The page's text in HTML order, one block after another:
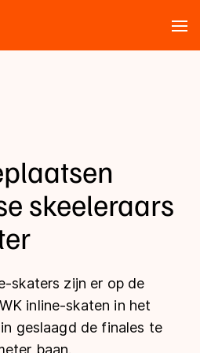
skeeleraars
skaters zijn er op de
inline-skaten in het
geslaagd de finales te
baan.